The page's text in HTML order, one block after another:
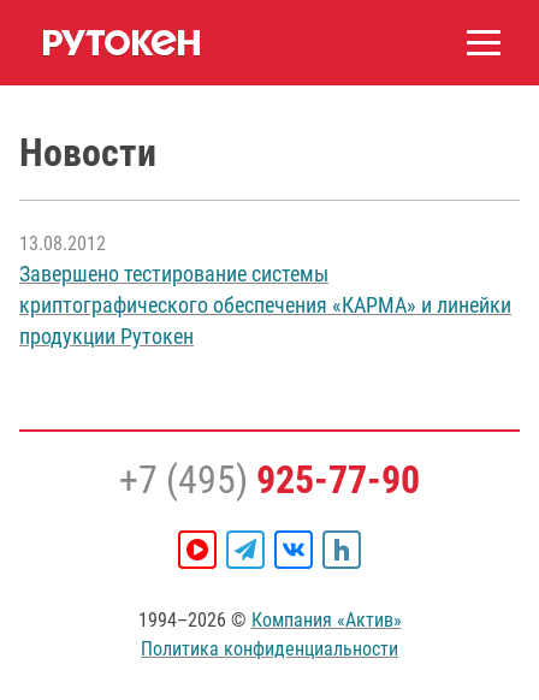
Новости
13.08.2012
Завершено тестирование системы
криптографического обеспечения «КАРМА» и линейки
продукции Рутокен
+7 (495) 925-77-90
1994–2026 © Компания «Актив»
Политика конфиденциальности